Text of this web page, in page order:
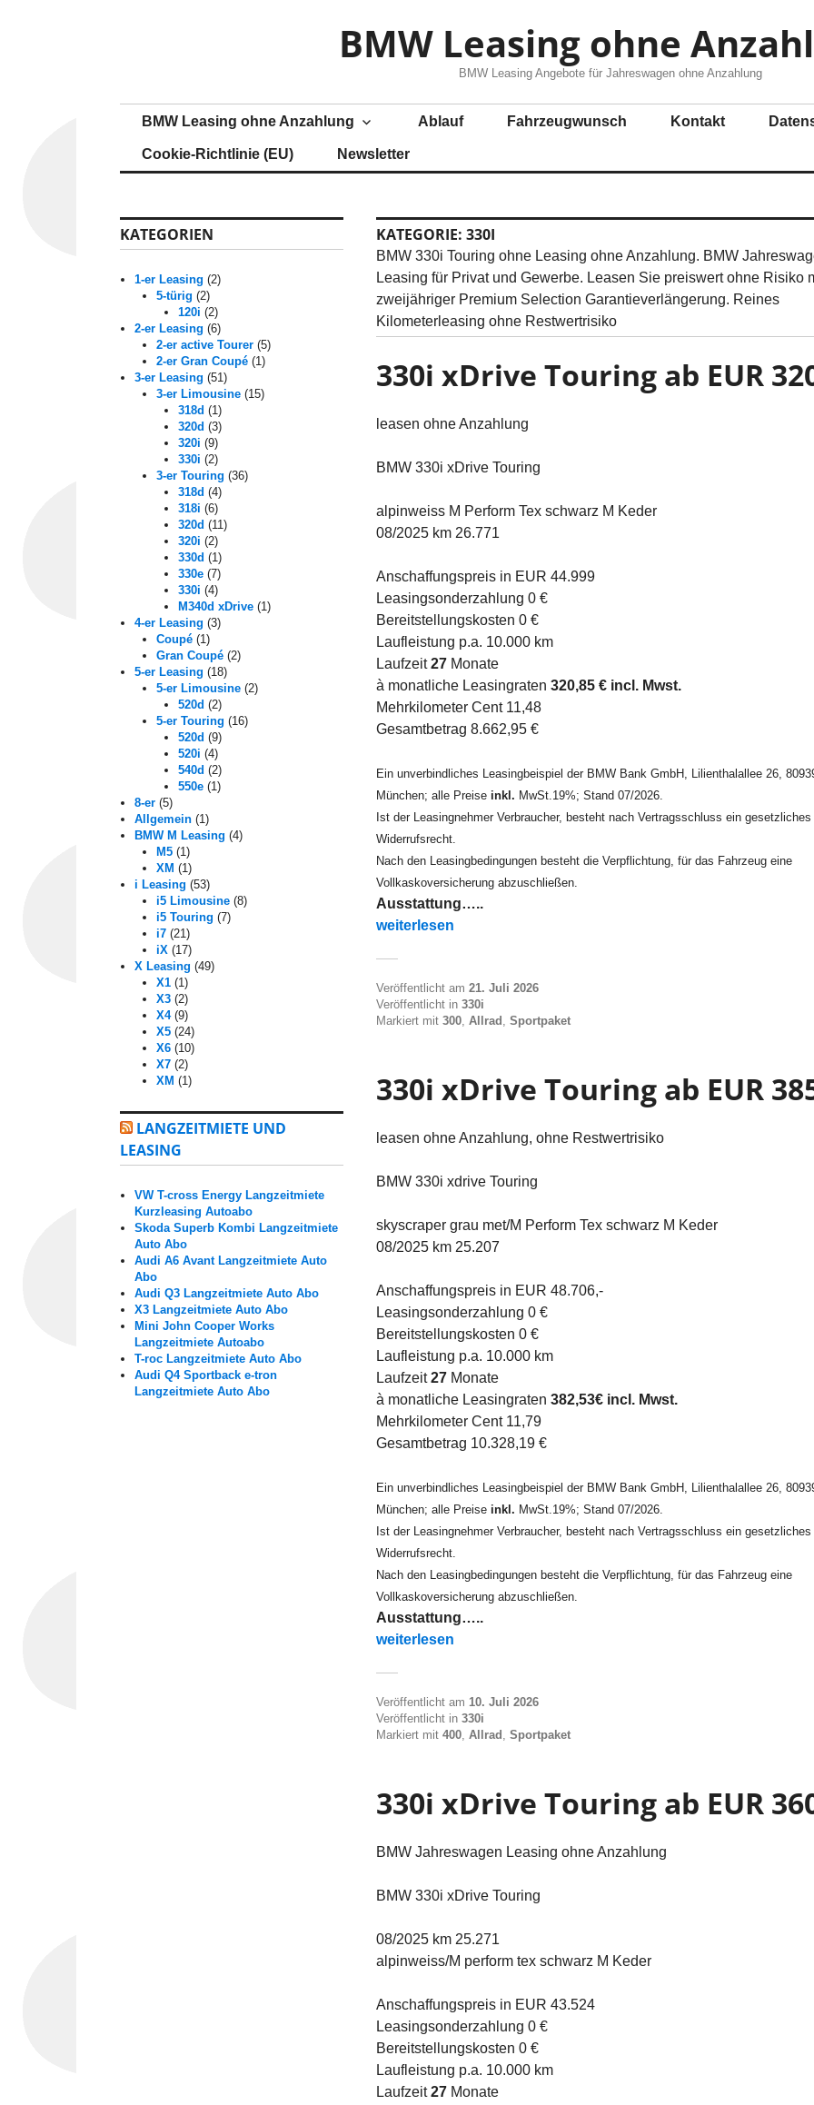
p
r
BMW Leasing ohne
BMW Leasing Angebote für Jahreswagen ohne Anzahlung
BMW Leasing ohne Anzahlung Ablauf Fahrzeugwunsch Kontakt
Cookie-Richtlinie (EU) Newsletter
KATEGORIE: 330I
BMW 330i Touring ohne Leasing ohne Anzahlung. BMW
Leasing für Privat und Gewerbe. Leasen Sie preiswert ohne Risiko
zweijähriger Premium Selection Garantieverlängerung. Reines
Kilometerleasing ohne Restwertrisiko
330i xDrive Touring ab EUR
leasen ohne Anzahlung
BMW 330i xDrive Touring
alpinweiss M Perform Tex schwarz M Keder
08/2025 km 26.771
Anschaffungspreis in EUR 44.999
Leasingsonderzahlung 0 €
Bereitstellungskosten 0 €
Laufleistung p.a. 10.000 km
Laufzeit27 Monate
à monatliche Leasingraten 320,85 € incl. Mwst.
Mehrkilometer Cent 11,48
Gesamtbetrag 8.662,95 €
Ein unverbindliches Leasingbeispiel der BMW Bank GmbH, Lilienthalallee 26,
München; alle Preise inkl. MwSt.19%; Stand 07/2026.
Ist der Leasingnehmer Verbraucher, besteht nach Vertragsschluss ein gesetzliches
Widerrufsrecht.
Nach den Leasingbedingungen besteht die Verpflichtung, für das Fahrzeug eine
Vollkaskoversicherung abzuschließen.
Ausstattung…..
„330i xDrive Touring ab EUR 320“
weiterlesen
Veröffentlicht am 21. Juli 2026
Veröffentlicht in 330i
Markiert mit 300, Allrad , Sportpaket
330i xDrive Touring ab EUR
leasen ohne Anzahlung, ohne Restwertrisiko
BMW 330i xdrive Touring
skyscraper grau met/M Perform Tex schwarz M Keder
08/2025 km 25.207
Anschaffungspreis in EUR 48.706,-
Leasingsonderzahlung 0 €
Bereitstellungskosten 0 €
Laufleistung p.a. 10.000 km
Laufzeit27 Monate
à monatliche Leasingraten 382,53€ incl. Mwst.
Mehrkilometer Cent 11,79
Gesamtbetrag 10.328,19 €
Ein unverbindliches Leasingbeispiel der BMW Bank GmbH, Lilienthalallee 26,
München; alle Preise inkl. MwSt.19%; Stand 07/2026.
Ist der Leasingnehmer Verbraucher, besteht nach Vertragsschluss ein gesetzliches
Widerrufsrecht.
Nach den Leasingbedingungen besteht die Verpflichtung, für das Fahrzeug eine
Vollkaskoversicherung abzuschließen.
Ausstattung…..
„330i xDrive Touring ab EUR 385“
weiterlesen
Veröffentlicht am 10. Juli 2026
Veröffentlicht in 330i
Markiert mit 400, Allrad , Sportpaket
330i xDrive Touring ab EUR
BMW Jahreswagen Leasing ohne Anzahlung
BMW 330i xDrive Touring
08/2025 km 25.271
alpinweiss/M perform tex schwarz M Keder
Anschaffungspreis in EUR 43.524
Leasingsonderzahlung 0 €
Bereitstellungskosten 0 €
Laufleistung p.a. 10.000 km
Laufzeit27 Monate
KATEGORIEN
1-er Leasing (2)
5-türig (2)
120i (2)
2-er Leasing (6)
2-er active Tourer (5)
2-er Gran Coupé (1)
3-er Leasing (51)
3-er Limousine (15)
318d (1)
320d (3)
320i (9)
330i (2)
3-er Touring (36)
318d (4)
318i (6)
320d (11)
320i (2)
330d (1)
330e (7)
330i (4)
M340d xDrive (1)
4-er Leasing (3)
Coupé (1)
Gran Coupé (2)
5-er Leasing (18)
5-er Limousine (2)
520d (2)
5-er Touring (16)
520d (9)
520i (4)
540d (2)
550e (1)
8-er (5)
Allgemein (1)
BMW M Leasing (4)
M5 (1)
XM (1)
i Leasing (53)
i5 Limousine (8)
i5 Touring (7)
i7 (21)
iX (17)
X Leasing (49)
X1 (1)
X3 (2)
X4(9)
X5 (24)
X6 (10)
X7 (2)
XM (1)
LANGZEITMIETE UND
LEASING
VW T-cross Energy Langzeitmiete
Kurzleasing Autoabo
Skoda Superb Kombi Langzeitmiete
Auto Abo
Audi A6 Avant Langzeitmiete Auto
Abo
Audi Q3 Langzeitmiete Auto Abo
X3 Langzeitmiete Auto Abo
Mini John Cooper Works
Langzeitmiete Autoabo
T-roc Langzeitmiete Auto Abo
Audi Q4 Sportback e-tron
Langzeitmiete Auto Abo